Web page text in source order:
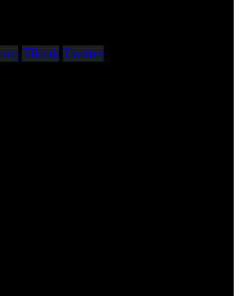
Tiktok Twitter